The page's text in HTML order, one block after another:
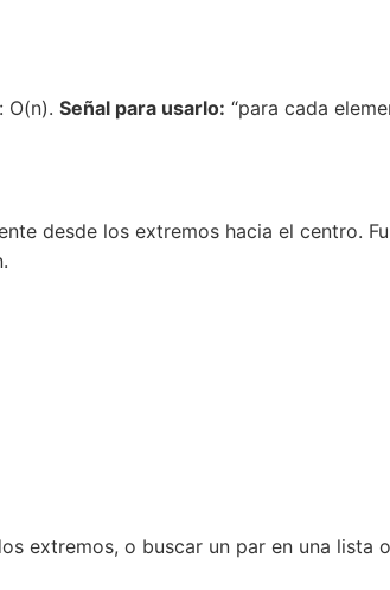
O(n). Señal para usarlo: “para cada
desde los extremos hacia el centro.
extremos, o buscar un par en una lista